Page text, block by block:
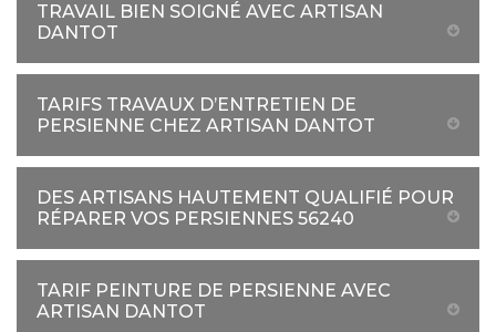
TRAVAIL BIEN SOIGNÉ AVEC ARTISAN
DANTOT
TARIFS TRAVAUX D’ENTRETIEN DE
PERSIENNE CHEZ ARTISAN DANTOT
DES ARTISANS HAUTEMENT QUALIFIÉ POUR
RÉPARER VOS PERSIENNES 56240
TARIF PEINTURE DE PERSIENNE AVEC
ARTISAN DANTOT